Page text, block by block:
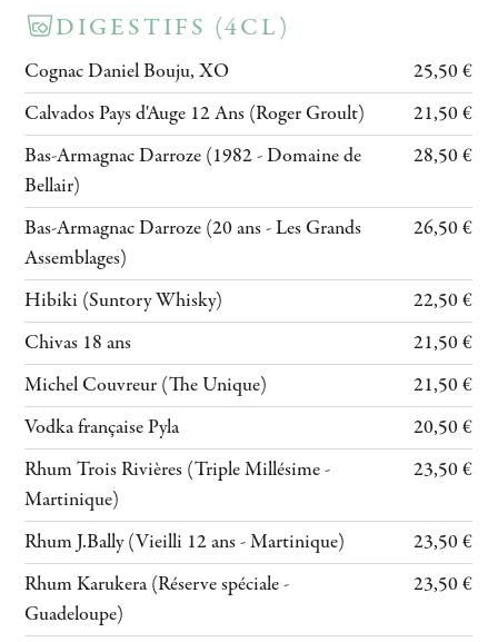
DIGESTIFS (4CL)
Cognac Daniel Bouju, XO
25,50 €
Calvados Pays d'Auge 12 Ans (Roger Groult)
21,50 €
Bas-Armagnac Darroze (1982 - Domaine de
Bellair)
28,50 €
Bas-Armagnac Darroze (20 ans - Les Grands
Assemblages)
26,50 €
Hibiki (Suntory Whisky)
22,50 €
Chivas 18 ans
21,50 €
Michel Couvreur (The Unique)
21,50 €
Vodka française Pyla
20,50 €
Rhum Trois Rivières (Triple Millésime -
Martinique)
23,50 €
Rhum J.Bally (Vieilli 12 ans - Martinique)
23,50 €
Rhum Karukera (Réserve spéciale -
Guadeloupe)
23,50 €